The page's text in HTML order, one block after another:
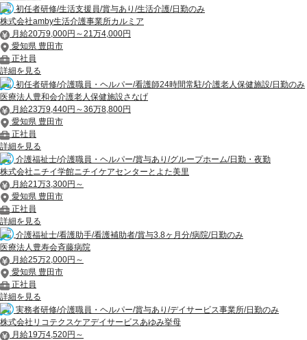
初任者研修/生活支援員/賞与あり/生活介護/日勤のみ
株式会社amby生活介護事業所カルミア
月給20万9,000円～21万4,000円
愛知県 豊田市
正社員
詳細を見る
初任者研修/介護職員・ヘルパー/看護師24時間常駐/介護老人保健施設/日勤のみ
医療法人豊和会介護老人保健施設さなげ
月給23万9,440円～36万8,800円
愛知県 豊田市
正社員
詳細を見る
介護福祉士/介護職員・ヘルパー/賞与あり/グループホーム/日勤・夜勤
株式会社ニチイ学館ニチイケアセンターとよた美里
月給21万3,300円～
愛知県 豊田市
正社員
詳細を見る
介護福祉士/看護助手/看護補助者/賞与3.8ヶ月分/病院/日勤のみ
医療法人豊寿会斉藤病院
月給25万2,000円～
愛知県 豊田市
正社員
詳細を見る
実務者研修/介護職員・ヘルパー/賞与あり/デイサービス事業所/日勤のみ
株式会社リコテクスケアデイサービスあゆみ挙母
月給19万4,520円～